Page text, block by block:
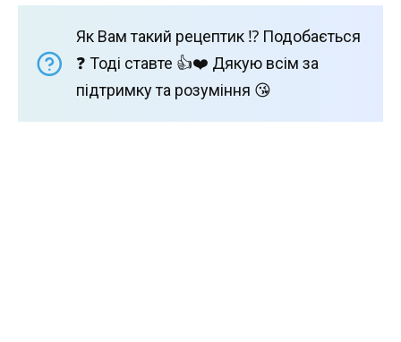
Як Вам такий рецептик ⁉️ Подобається
❓ Тоді ставте 👍❤️ Дякую всім за
підтримку та розуміння 😘